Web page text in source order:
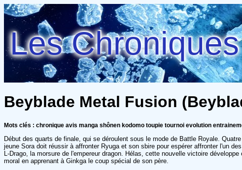
Les
Beyblade Metal Fusion
Mots clés : chronique avis manga shônen kodomo toupie tournoi evolution
Début des quarts de finale, qui se déroulent sous le mode de Battle Royale.
jeune Sora doit réussir à affronter Ryuga et son sbire pour espérer affronter l'un
L-Drago, la morsure de l'empereur dragon. Hélas, cette nouvelle victoire
moral en apprenant à Ginkga le coup spécial de son père.